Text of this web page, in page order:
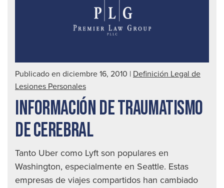
|
Publicado en diciembre 16, 2010 | Definición Legal de
Lesiones Personales
INFORMACIÓN DE TRAUMATISMO
DE CEREBRAL
Tanto Uber como Lyft son populares en
Washington, especialmente en Seattle. Estas
empresas de viajes compartidos han cambiado